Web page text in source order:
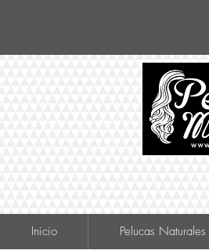
Inicio Pelucas Naturales